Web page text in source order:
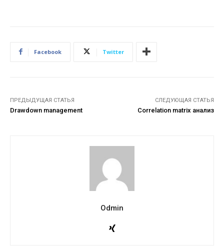
Facebook Twitter
ПРЕДЫДУЩАЯ СТАТЬЯ
Drawdown management
СЛЕДУЮЩАЯ СТАТЬЯ
Correlation matrix анализ
Odmin